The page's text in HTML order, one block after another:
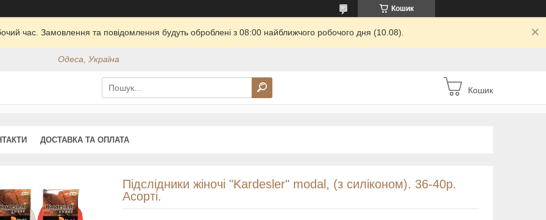
Кошик
час. Замовлення та повідомлення будуть оброблені з 08:00 найближчого робочого дня (10.08).
Одеса, Україна
Кошик
ДОСТАВКА ТА ОПЛАТА
Підслідники жіночі "Kardesler" modal, (з силіконом). 36-40р.
Асорті.